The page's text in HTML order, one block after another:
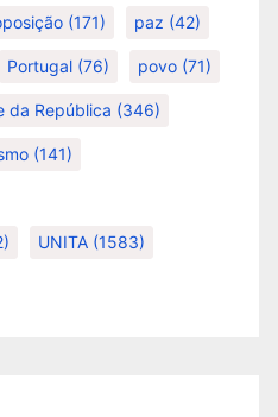
(171) paz (42)
Portugal (76) povo (71)
da República (346)
(141)
UNITA (1583)